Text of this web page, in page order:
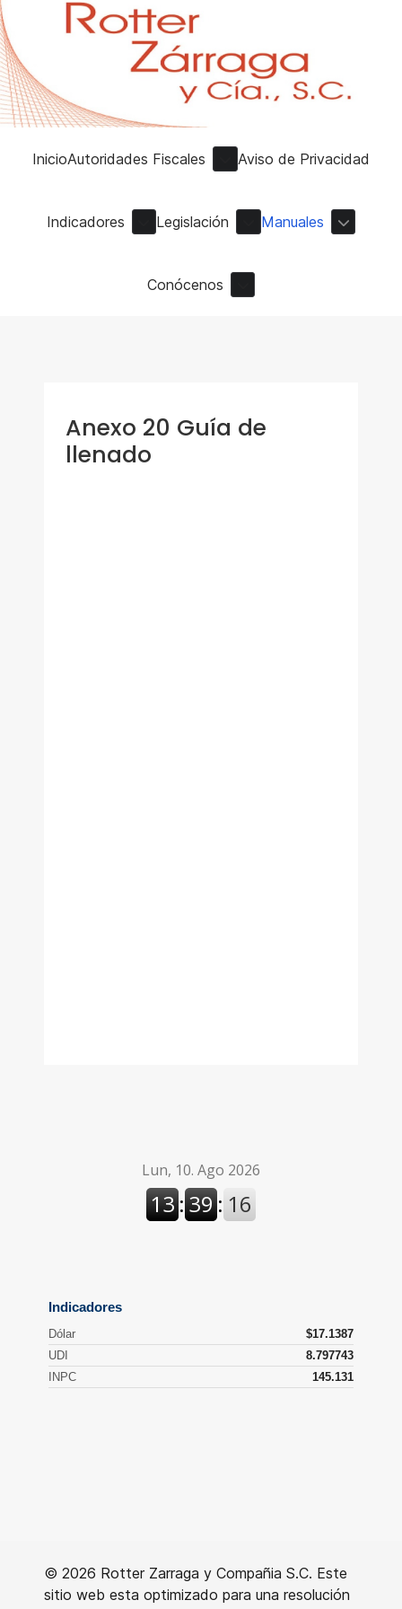
InicioAutoridades Fiscales Aviso de Privacidad
Indicadores Legislación Manuales
Conócenos
Anexo 20 Guía de
llenado
© 2026 Rotter Zarraga y Compañia S.C. Este
sitio web esta optimizado para una resolución